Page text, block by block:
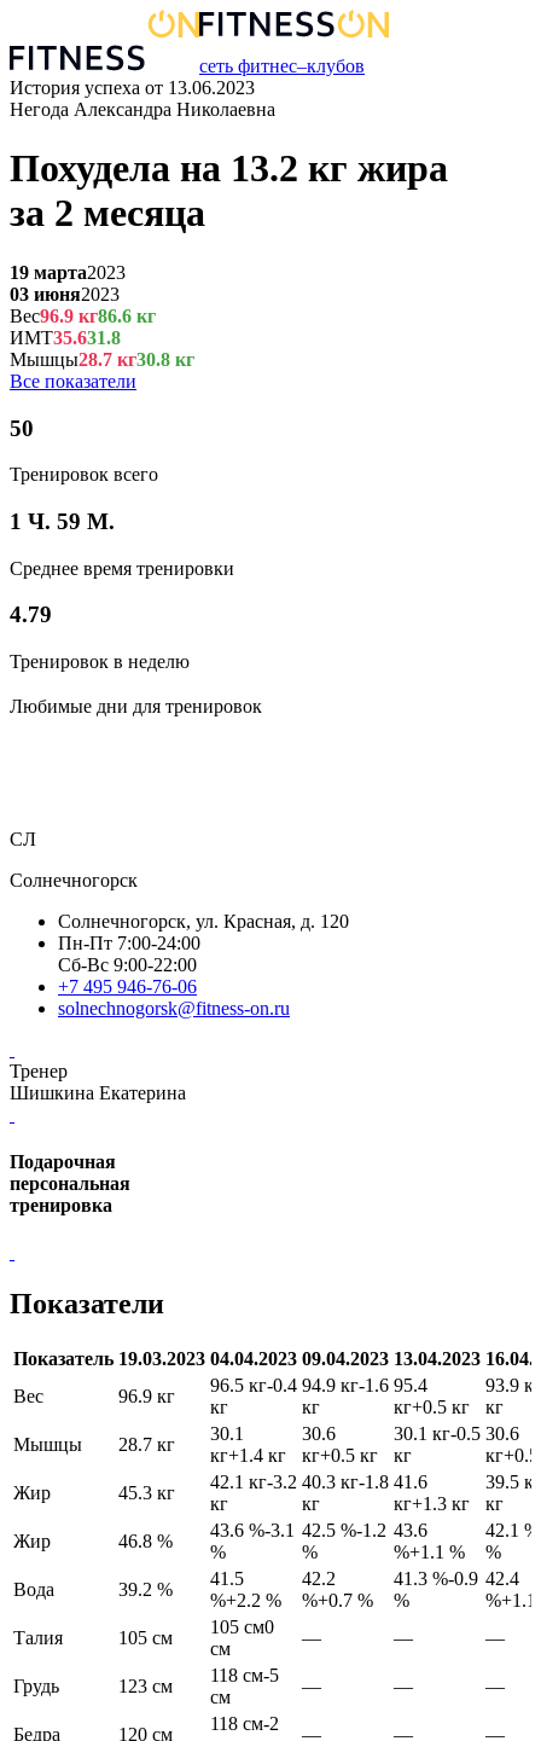
сеть фитнес–клубов
История успеха от 13.06.2023
Негода Александра Николаевна
Похудела на 13.2 кг жира
за 2 месяца
19 марта2023
03 июня2023
Вес96.9 кг86.6 кг
ИМТ35.631.8
Мышцы28.7 кг30.8 кг
Все показатели
50
Тренировок всего
1 Ч. 59 М.
Среднее время тренировки
4.79
Тренировок в неделю
Любимые дни для тренировок
СЛ
Солнечногорск
Солнечногорск, ул. Красная, д. 120
Пн-Пт 7:00-24:00
Сб-Вс 9:00-22:00
+7 495 946-76-06
solnechnogorsk@fitness-on.ru
Тренер
Шишкина Екатерина
Подарочная
персональная
тренировка
Показатели
Показатель 19.03.2023 04.04.2023 09.04.2023 13.04.2023
Вес
96.9 кг
96.5 кг-0.4
кг
94.9 кг-1.6
кг
95.4
кг+0.5 кг
93.9 кг
кг
Мышцы
28.7 кг
30.1
кг+1.4 кг
30.6
кг+0.5 кг
30.1 кг-0.5
кг
30.6
кг
Жир
45.3 кг
42.1 кг-3.2
кг
40.3 кг-1.8
кг
41.6
кг+1.3 кг
39.5 кг
кг
Жир
46.8 %
43.6 %-3.1
%
42.5 %-1.2
%
43.6
%+1.1 %
42.1 %
%
Вода
39.2 %
41.5
%+2.2 %
42.2
%+0.7 %
41.3 %-0.9
%
42.4
%+1.1
Талия
105 см
105 см0
см
— — —
Грудь 123 см
118 см-5
см
— — —
Бедра 120 см
118 см-2
— — —